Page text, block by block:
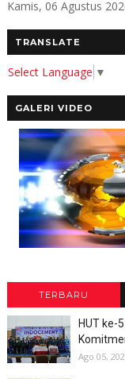
Kamis, 06 Agustus
TRANSLATE
Select Language ▼
GALERI VIDEO
TERBARU
HUT ke-
Ago 05,